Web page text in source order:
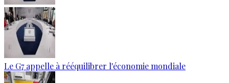
Le G7 appelle à rééquilibrer l'économie mondiale